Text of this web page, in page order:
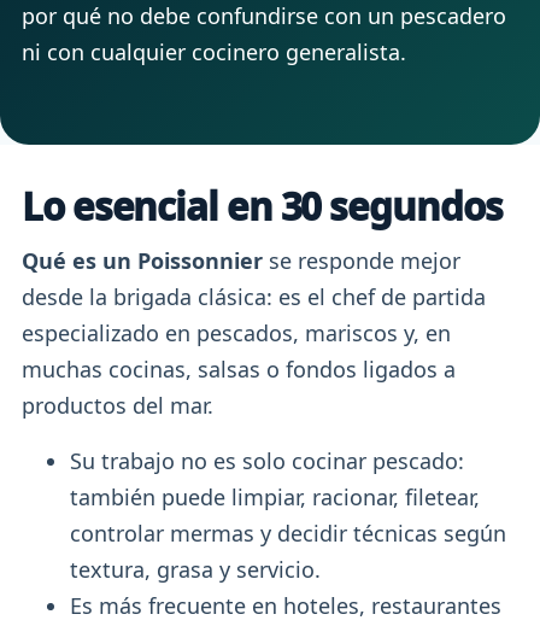
por qué no debe confundirse con un pescadero
ni con cualquier cocinero generalista.
Lo esencial en 30 segundos
Qué es un Poissonnier se responde mejor
desde la brigada clásica: es el chef de partida
especializado en pescados, mariscos y, en
muchas cocinas, salsas o fondos ligados a
productos del mar.
Su trabajo no es solo cocinar pescado:
también puede limpiar, racionar, filetear,
controlar mermas y decidir técnicas según
textura, grasa y servicio.
Es más frecuente en hoteles, restaurantes